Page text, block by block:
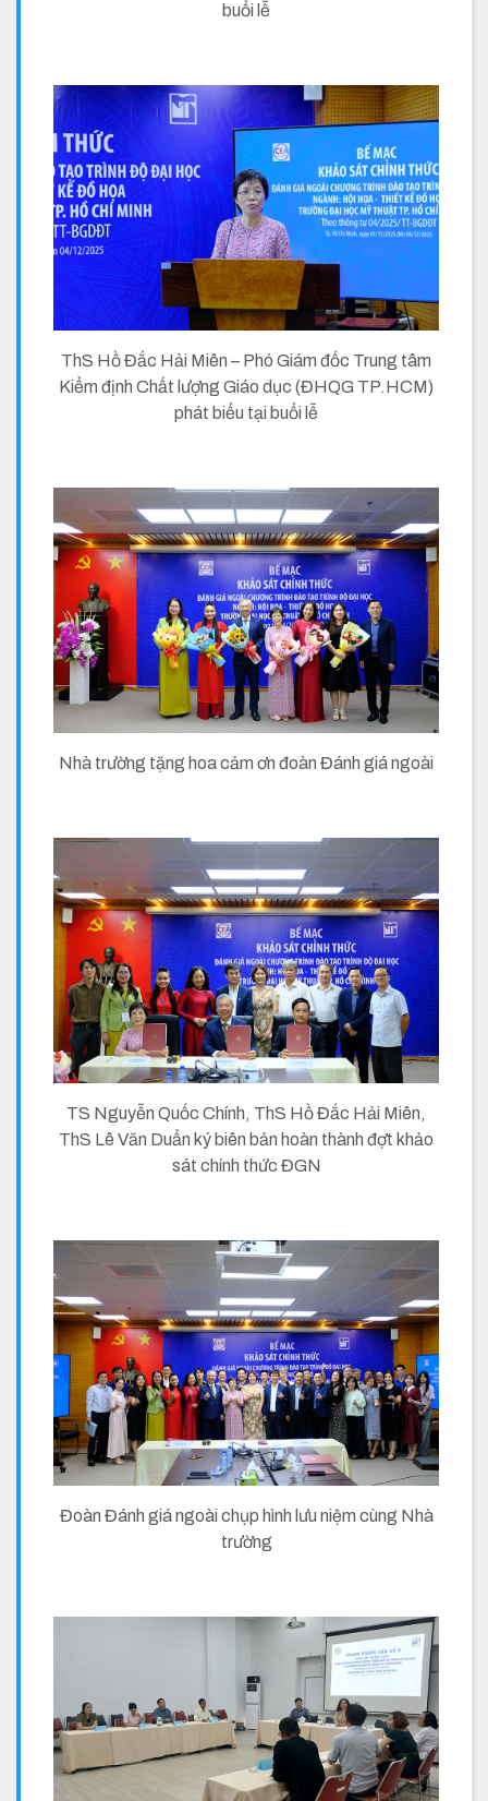
buổi lễ
ThS Hồ Đắc Hải Miên – Phó Giám đốc Trung tâm
Kiểm định Chất lượng Giáo dục (ĐHQG TP.HCM)
phát biểu tại buổi lễ
Nhà trường tặng hoa cảm ơn đoàn Đánh giá ngoài
TS Nguyễn Quốc Chính, ThS Hồ Đắc Hải Miên,
ThS Lê Văn Duẩn ký biên bản hoàn thành đợt khảo
sát chính thức ĐGN
Đoàn Đánh giá ngoài chụp hình lưu niệm cùng Nhà
trường